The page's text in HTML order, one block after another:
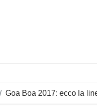
Goa Boa 2017: ecco la